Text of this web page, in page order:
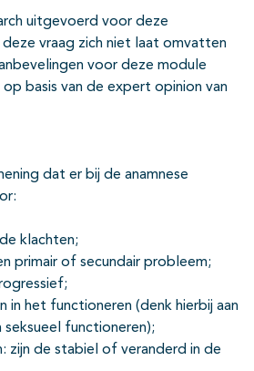
uitgevoerd voor deze
vraag zich niet laat omvatten
voor deze module
basis van de expert opinion van
dat er bij de anamnese
klachten;
primair of secundair probleem;
in het functioneren (denk hierbij aan
seksueel functioneren);
zijn de stabiel of veranderd in de